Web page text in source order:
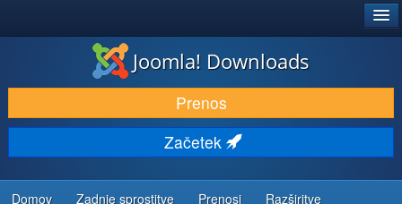
PRENESI IN RAZŠIRI
ODKRIJTE & IZVEJTE
SKUPNOST IN PODPORA
VIRI ZA RAZVIJALCE
Joomla! Downloads
Prenos
Začetek
Domov Zadnje sprostitve Prenosi Razširitve